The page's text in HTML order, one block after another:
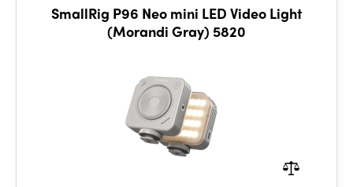
SmallRig P96 Neo mini LED Video Light
(Morandi Gray) 5820